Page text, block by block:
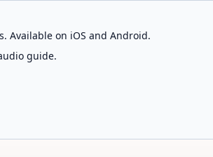
Available on iOS and Android.
guide.